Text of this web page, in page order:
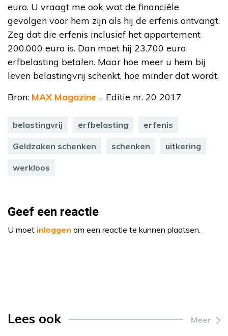
euro. U vraagt me ook wat de financiële
gevolgen voor hem zijn als hij de erfenis ontvangt.
Zeg dat die erfenis inclusief het appartement
200.000 euro is. Dan moet hij 23.700 euro
erfbelasting betalen. Maar hoe meer u hem bij
leven belastingvrij schenkt, hoe minder dat wordt.
Bron: MAX Magazine – Editie nr. 20 2017
belastingvrij erfbelasting erfenis
Geldzaken schenken schenken uitkering
werkloos
Geef een reactie
U moet inloggen om een reactie te kunnen plaatsen.
Lees ook Meer